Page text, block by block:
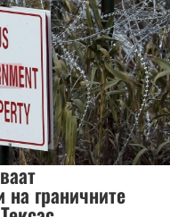
на граничните